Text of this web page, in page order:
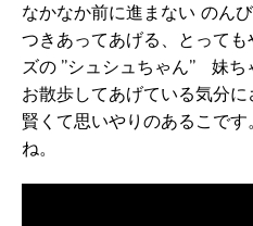
なかなか前に進まない のん
つきあってあげる、とって
ズの ”シュシュちゃん” 妹ち
お散歩してあげている気分
賢くて思いやりのあるこで
ね。